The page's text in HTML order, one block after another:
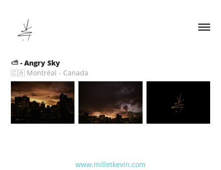
⛅️ - Angry Sky
🇨🇦 Montréal - Canada
www.milletkevin.com